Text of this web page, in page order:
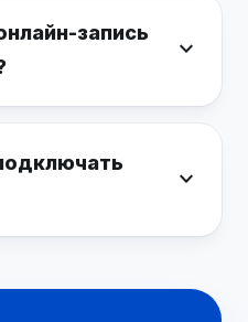
запись
expand_more
expand_more